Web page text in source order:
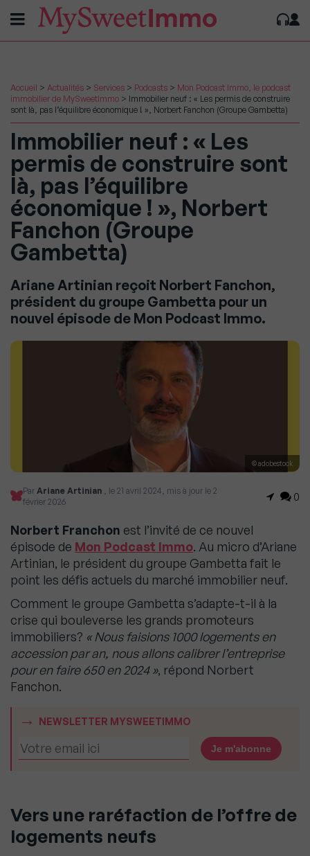
Accueil > Actualités > Services > Podcasts > Mon Podcast Immo, le podcast
immobilier de MySweetImmo > Immobilier neuf : « Les permis de construire
sont là, pas l’équilibre économique ! », Norbert Fanchon (Groupe Gambetta)
Immobilier neuf : « Les
permis de construire sont
là, pas l’équilibre
économique ! », Norbert
Fanchon (Groupe
Gambetta)
Ariane Artinian reçoit Norbert Fanchon,
président du groupe Gambetta pour un
nouvel épisode de Mon Podcast Immo.
© adobestock
Par Ariane Artinian , le 21 avril 2024, mis à jour le 2
février 2026
0
Norbert Franchon est l’invité de ce nouvel
épisode de Mon Podcast Immo. Au micro d’Ariane
Artinian, le président du groupe Gambetta fait le
point les défis actuels du marché immobilier neuf.
Comment le groupe Gambetta s’adapte-t-il à la
crise qui bouleverse les grands promoteurs
immobiliers? « Nous faisions 1000 logements en
accession par an, nous allons calibrer l’entreprise
pour en faire 650 en 2024 », répond Norbert
Fanchon.
NEWSLETTER MYSWEETIMMO
Vers une raréfaction de l’offre de
logements neufs